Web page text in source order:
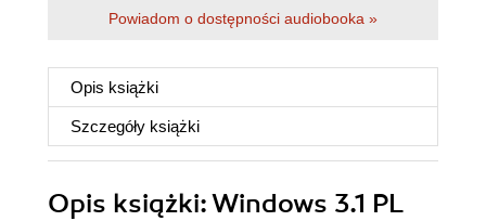
Powiadom o dostępności audiobooka »
Opis książki
Szczegóły książki
Opis książki: Windows 3.1 PL